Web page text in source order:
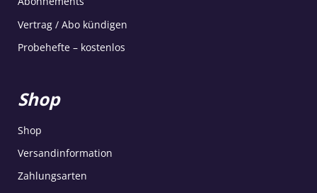
Vertrag / Abo kündigen
Probehefte – kostenlos
Shop
Shop
Versandinformation
Zahlungsarten